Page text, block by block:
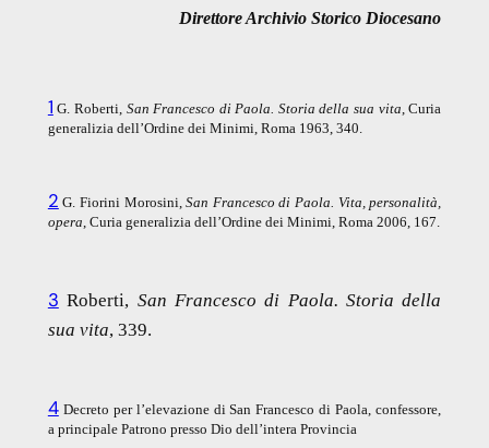
Direttore Archivio Storico Diocesano
1 G. Roberti, San Francesco di Paola. Storia della sua vita, Curia
generalizia dell’Ordine dei Minimi, Roma 1963, 340.
2 G. Fiorini Morosini, San Francesco di Paola. Vita, personalità,
opera, Curia generalizia dell’Ordine dei Minimi, Roma 2006, 167.
3 Roberti, San Francesco di Paola. Storia della
sua vita, 339.
4 Decreto per l’elevazione di San Francesco di Paola, confessore,
a principale Patrono presso Dio dell’intera Provincia